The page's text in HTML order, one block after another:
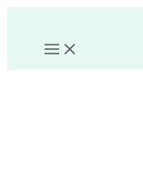
springen